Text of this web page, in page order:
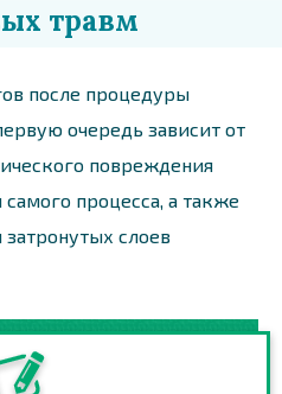
травм
после процедуры
очередь зависит от
повреждения
процесса, а также
слоев